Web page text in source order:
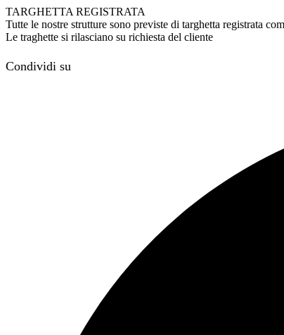
TARGHETTA REGISTRATA
Tutte le nostre strutture sono previste di targhetta registrata
Le traghette si rilasciano su richiesta del cliente
Condividi su